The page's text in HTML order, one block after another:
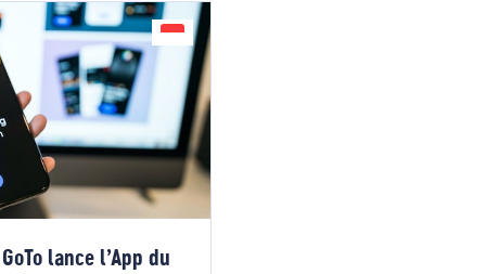
lance l’App du